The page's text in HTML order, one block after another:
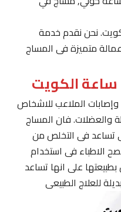
نحن نقدم خدمة
متميزة فى المساج
الملاعب للاشخاص
فان المساج
فى التخلص من
فى استخدام
على انها تساعد
للعلاج الطبيعى